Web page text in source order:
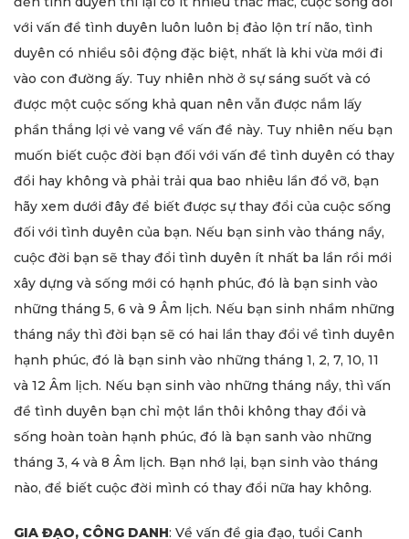
với vấn đề tình duyên luôn luôn bị đảo lộn trí não, tình
duyên có nhiều sôi động đặc biệt, nhất là khi vừa mới đi
vào con đường ấy. Tuy nhiên nhờ ở sự sáng suốt và có
được một cuộc sống khả quan nên vẫn được nắm lấy
phần thắng lợi vẻ vang về vấn đề này. Tuy nhiên nếu bạn
muốn biết cuộc đời bạn đối với vấn đề tình duyên có thay
đổi hay không và phải trải qua bao nhiêu lần đổ vỡ, bạn
hãy xem dưới đây để biết được sự thay đổi của cuộc sống
đối với tình duyên của bạn. Nếu bạn sinh vào tháng nầy,
cuộc đời bạn sẽ thay đổi tình duyên ít nhất ba lần rồi mới
xây dựng và sống mới có hạnh phúc, đó là bạn sinh vào
những tháng 5, 6 và 9 Âm lịch. Nếu bạn sinh nhầm những
tháng nầy thì đời bạn sẽ có hai lần thay đổi về tình duyên
hạnh phúc, đó là bạn sinh vào những tháng 1, 2, 7, 10, 11
và 12 Âm lịch. Nếu bạn sinh vào những tháng nầy, thì vấn
đề tình duyên bạn chỉ một lần thôi không thay đổi và
sống hoàn toàn hạnh phúc, đó là bạn sanh vào những
tháng 3, 4 và 8 Âm lịch. Bạn nhớ lại, bạn sinh vào tháng
nào, để biết cuộc đời mình có thay đổi nữa hay không.
GIA ĐẠO, CÔNG DANH: Về vấn đề gia đạo, tuổi Canh